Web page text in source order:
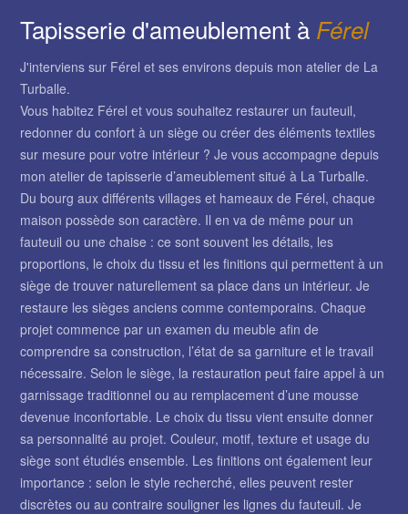
Tapisserie d'ameublement à Férel
J'interviens sur Férel et ses environs depuis mon atelier de La
Turballe.
Vous habitez Férel et vous souhaitez restaurer un fauteuil,
redonner du confort à un siège ou créer des éléments textiles
sur mesure pour votre intérieur ? Je vous accompagne depuis
mon atelier de tapisserie d’ameublement situé à La Turballe.
Du bourg aux différents villages et hameaux de Férel, chaque
maison possède son caractère. Il en va de même pour un
fauteuil ou une chaise : ce sont souvent les détails, les
proportions, le choix du tissu et les finitions qui permettent à un
siège de trouver naturellement sa place dans un intérieur. Je
restaure les sièges anciens comme contemporains. Chaque
projet commence par un examen du meuble afin de
comprendre sa construction, l’état de sa garniture et le travail
nécessaire. Selon le siège, la restauration peut faire appel à un
garnissage traditionnel ou au remplacement d’une mousse
devenue inconfortable. Le choix du tissu vient ensuite donner
sa personnalité au projet. Couleur, motif, texture et usage du
siège sont étudiés ensemble. Les finitions ont également leur
importance : selon le style recherché, elles peuvent rester
discrètes ou au contraire souligner les lignes du fauteuil. Je